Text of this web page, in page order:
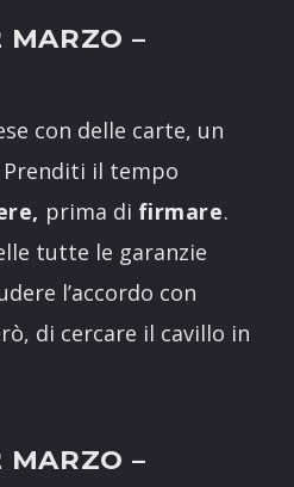
MARZO –
con delle carte, un
il tempo
prima di firmare.
tutte le garanzie
l’accordo con
di cercare il cavillo in
MARZO –